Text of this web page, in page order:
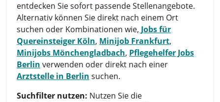
entdecken Sie sofort passende Stellenangebote.
Alternativ können Sie direkt nach einem Ort
suchen oder Kombinationen wie, Jobs für
Quereinsteiger Köln, Minijob Frankfurt,
Minijobs Mönchengladbach, Pflegehelfer Jobs
Berlin verwenden oder direkt nach einer
Arztstelle in Berlin suchen.
Suchfilter nutzen: Nutzen Sie die